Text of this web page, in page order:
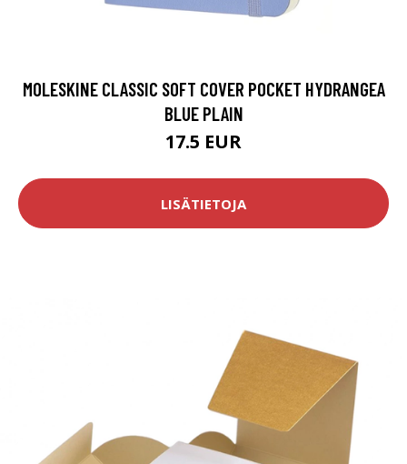
MOLESKINE CLASSIC SOFT COVER POCKET HYDRANGEA
BLUE PLAIN
17.5 EUR
LISÄTIETOJA